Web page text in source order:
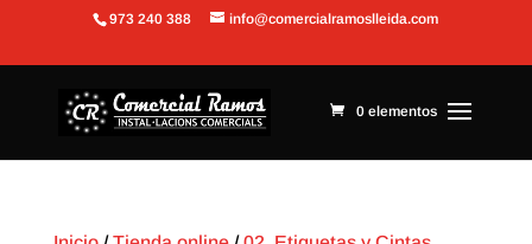
Abrir barra de herramientas
973 240 388 info@comercialramoslleida.com
0 elementos